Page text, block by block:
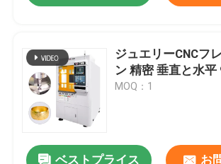
ジュエリーCNCフ
ン 精密 垂直と水
MOQ：1
ベストプライス お